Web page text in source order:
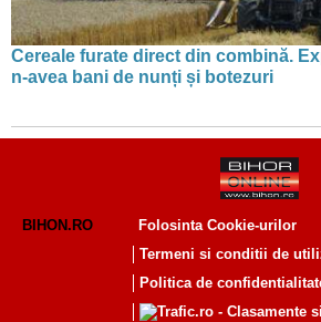
Cereale furate direct din combină.
n-avea bani de nunți și botezuri
BIHON.RO
Folosinta Cookie-urilor
Termeni si conditii de
Politica de